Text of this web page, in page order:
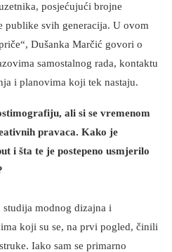
posjećujući brojne
publike svih generacija. U ovom
Dušanka Marčić govori o
samostalnog rada, kontaktu
i planovima koji tek nastaju.
ali si se vremenom
pravaca. Kako je
i šta te je postepeno usmjerilo
modnog dizajna i
koji su se, na prvi pogled, činili
Iako sam se primarno